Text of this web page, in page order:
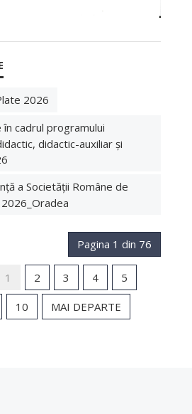
2026
în cadrul programului
didactic-auxiliar și
a Societății Române de
Pagina 1 din 76
1 2 3 4 5
10 MAI DEPARTE